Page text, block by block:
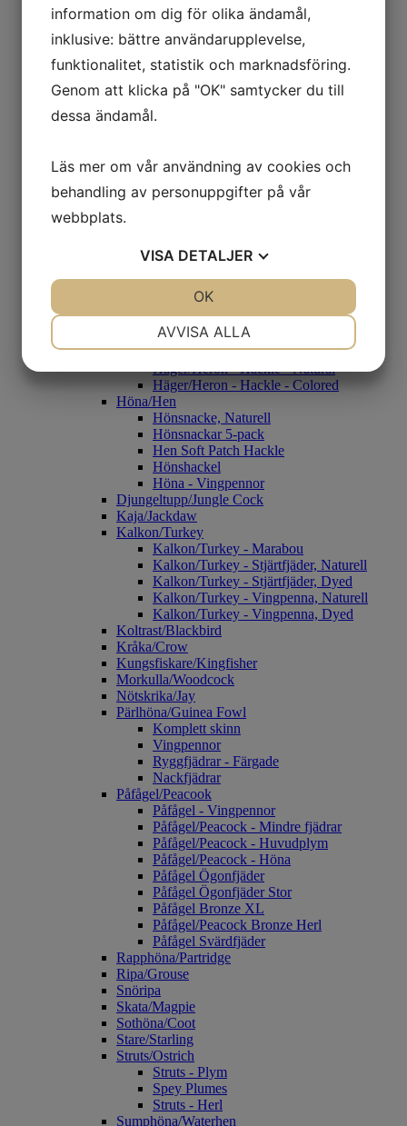
Rouen
Beckasin/Snipe
CDC
Condor
Condor Genuin
Condor Substitut
Fasan/Pheasant
Fasantupp
Grey Francolin
Black Francolin
Diamantfasan
Gås/Goose
Gås Kroppsfjäder
Gås Vingpennor- Färgade
Häger/Heron
Häger/Heron - Black/White
Häger/Heron - Vingpenna
Häger/Heron - Hackle - Natural
Häger/Heron - Hackle - Colored
Höna/Hen
Hönsnacke, Naturell
Hönsnackar 5-pack
Hen Soft Patch Hackle
Hönshackel
Höna - Vingpennor
Djungeltupp/Jungle Cock
Kaja/Jackdaw
Kalkon/Turkey
Kalkon/Turkey - Marabou
Kalkon/Turkey - Stjärtfjäder, Naturell
Kalkon/Turkey - Stjärtfjäder, Dyed
Kalkon/Turkey - Vingpenna, Naturell
Kalkon/Turkey - Vingpenna, Dyed
Koltrast/Blackbird
Kråka/Crow
Kungsfiskare/Kingfisher
Morkulla/Woodcock
Nötskrika/Jay
Pärlhöna/Guinea Fowl
Komplett skinn
Vingpennor
Ryggfjädrar - Färgade
Nackfjädrar
Påfågel/Peacook
Påfågel - Vingpennor
Påfågel/Peacock - Mindre fjädrar
Påfågel/Peacock - Huvudplym
Påfågel/Peacock - Höna
Påfågel Ögonfjäder
Påfågel Ögonfjäder Stor
Påfågel Bronze XL
Påfågel/Peacock Bronze Herl
Påfågel Svärdfjäder
Rapphöna/Partridge
Ripa/Grouse
Snöripa
Skata/Magpie
Sothöna/Coot
Stare/Starling
Struts/Ostrich
Struts - Plym
Spey Plumes
Struts - Herl
Sumphöna/Waterhen
information om dig för olika ändamål,
inklusive: bättre användarupplevelse,
funktionalitet, statistik och marknadsföring.
Genom att klicka på "OK" samtycker du till
dessa ändamål.
Läs mer om vår användning av cookies och
behandling av personuppgifter på vår
webbplats.
VISA DETALJER
MARKNADSFÖRING STATISTIK
AVVISA ALLA
OK